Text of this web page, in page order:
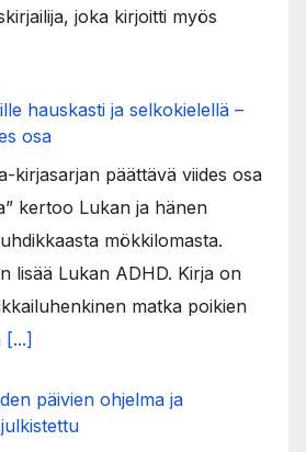
joka kirjoitti myös
hauskasti ja selkokielellä –
osa
kirjasarjan päättävä viides osa
kertoo Lukan ja hänen
mökkilomasta.
lisää Lukan ADHD. Kirja on
matka poikien
[...]
päivien ohjelma ja